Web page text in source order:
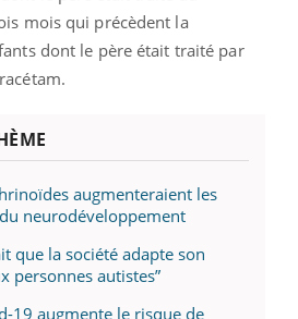
mois qui précèdent la
dont le père était traité par
augmenteraient les
neurodéveloppement
que la société adapte son
personnes autistes”
19 augmente le risque de